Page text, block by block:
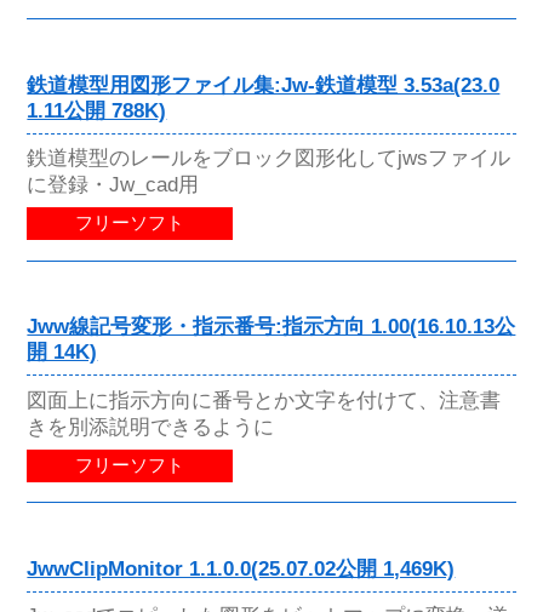
鉄道模型用図形ファイル集:Jw-鉄道模型 3.53a(23.0
1.11公開 788K)
鉄道模型のレールをブロック図形化してjwsファイル
に登録・Jw_cad用
フリーソフト
Jww線記号変形・指示番号:指示方向 1.00(16.10.13公
開 14K)
図面上に指示方向に番号とか文字を付けて、注意書
きを別添説明できるように
フリーソフト
JwwClipMonitor 1.1.0.0(25.07.02公開 1,469K)